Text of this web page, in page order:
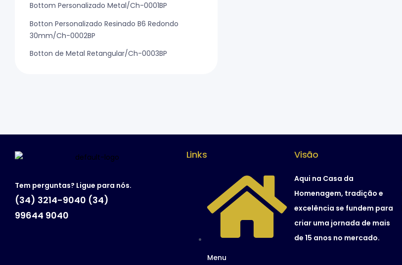
Bottom Personalizado Metal/Ch-0001BP
Botton Personalizado Resinado B6 Redondo
30mm/Ch-0002BP
Botton de Metal Retangular/Ch-0003BP
Tem perguntas? Ligue para nós.
(34) 3214-9040 (34)
99644 9040
Links
Menu
Visão
Aqui na Casa da
Homenagem, tradição e
excelência se fundem para
criar uma jornada de mais
de 15 anos no mercado.